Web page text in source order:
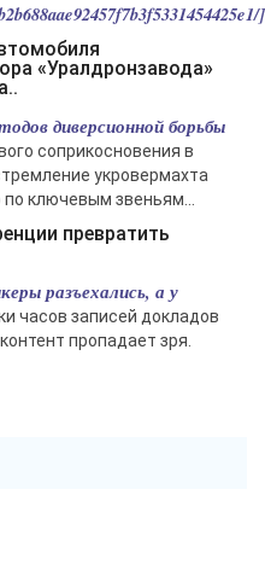
«Уралдронзавода»
диверсионной борьбы
соприкосновения в
укровермахта
ключевым звеньям...
разъехались, а у
часов записей докладов
пропадает зря.